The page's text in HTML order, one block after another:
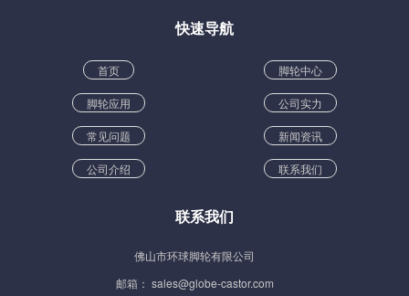
快速导航
首页 脚轮中心
脚轮应用 公司实力
常见问题 新闻资讯
公司介绍 联系我们
联系我们
佛山市环球脚轮有限公司
邮箱： sales@globe-castor.com